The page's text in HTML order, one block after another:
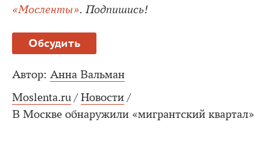
«Мосленты». Подпишись!
Обсудить
Автор: Анна Вальман
Moslenta.ru / Новости /
В Москве обнаружили «мигрантский квартал»